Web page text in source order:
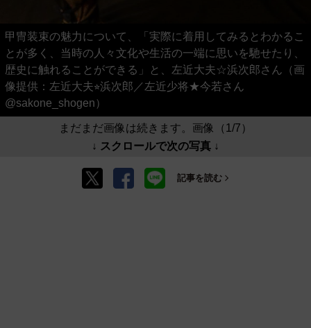
甲冑装束の魅力について、「実際に着用してみるとわかるこ
とが多く、当時の人々文化や生活の一端に思いを馳せたり、
歴史に触れることができる」と、左近大夫☆浜次郎さん（画
像提供：左近大夫⭐︎浜次郎／左近少将★今若さん
@sakone_shogen）
まだまだ画像は続きます。画像（1/7）
↓ スクロールで次の写真 ↓
記事を読む